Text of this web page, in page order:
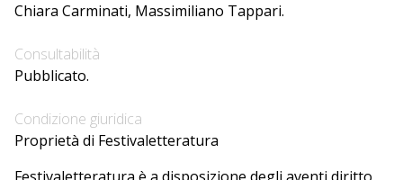
Chiara Carminati, Massimiliano Tappari.
Consultabilità
Pubblicato.
Condizione giuridica
Proprietà di Festivaletteratura